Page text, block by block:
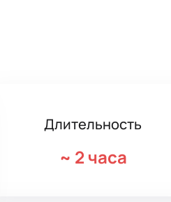
Длительность
~ 2 часа